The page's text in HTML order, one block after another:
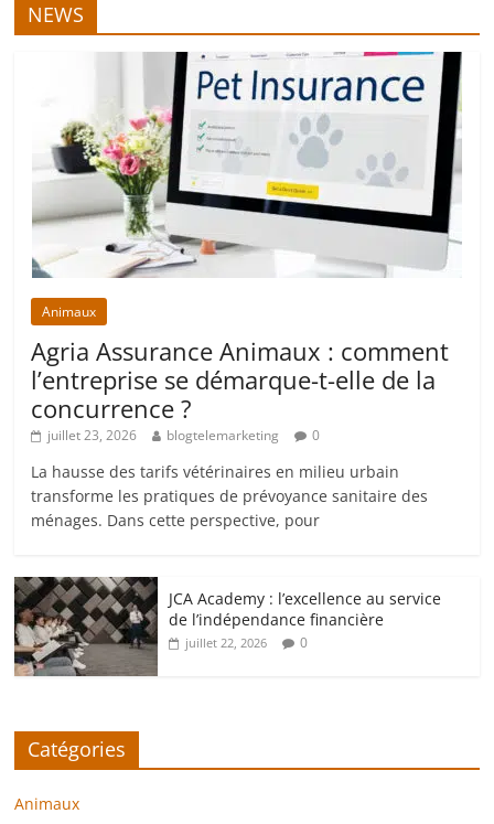
NEWS
Animaux
Agria Assurance Animaux : comment
l’entreprise se démarque-t-elle de la
concurrence ?
juillet 23, 2026 blogtelemarketing 0
La hausse des tarifs vétérinaires en milieu urbain
transforme les pratiques de prévoyance sanitaire des
ménages. Dans cette perspective, pour
JCA Academy : l’excellence au service
de l’indépendance financière
juillet 22, 2026 0
Catégories
Animaux